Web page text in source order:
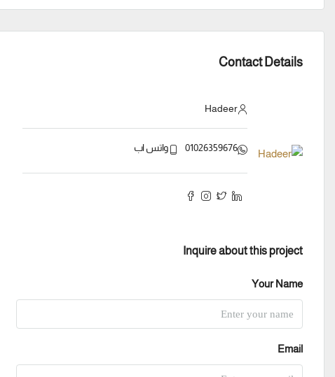
Contact Details
Hadeer
01026359676 واتس اب
Inquire about this project
Your Name
Email